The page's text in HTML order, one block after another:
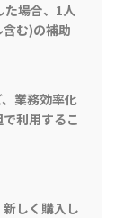
た場合、1人
む)の補助
業務効率化
利用するこ
しく購入し